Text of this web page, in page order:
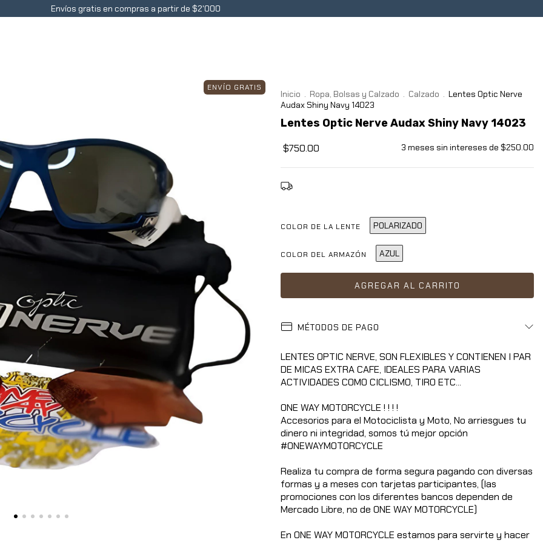
Envíos gratis en compras a partir de $2'000
ENVÍO GRATIS
Inicio . Ropa, Bolsas y Calzado . Calzado . Lentes Optic Nerve
Audax Shiny Navy 14023
Lentes Optic Nerve Audax Shiny Navy 14023
$750.00 3 meses sin intereses de $250.00
COLOR DE LA LENTE POLARIZADO
COLOR DEL ARMAZÓN AZUL
MÉTODOS DE PAGO
LENTES OPTIC NERVE, SON FLEXIBLES Y CONTIENEN I PAR
DE MICAS EXTRA CAFE, IDEALES PARA VARIAS
ACTIVIDADES COMO CICLISMO, TIRO ETC...
ONE WAY MOTORCYCLE ! ! ! !
Accesorios para el Motociclista y Moto, No arriesgues tu
dinero ni integridad, somos tú mejor opción
#ONEWAYMOTORCYCLE
Realiza tu compra de forma segura pagando con diversas
formas y a meses con tarjetas participantes, (las
promociones con los diferentes bancos dependen de
Mercado Libre, no de ONE WAY MOTORCYCLE)
En ONE WAY MOTORCYCLE estamos para servirte y hacer